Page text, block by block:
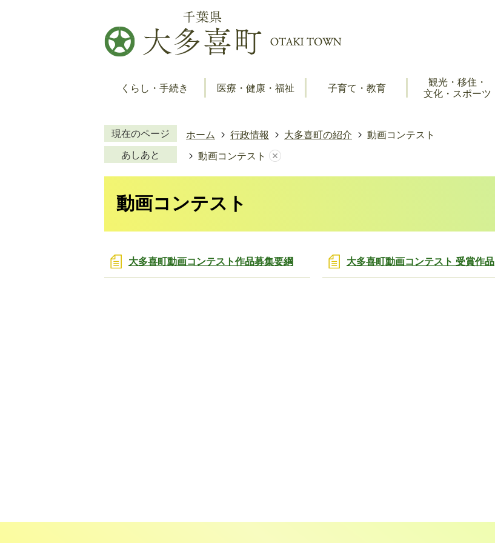
くらし・手続き 医療・健康・福祉 子育て・教育
観光・移住・
文化・スポーツ
現在のページ ホーム 行政情報 大多喜町の紹介
動画コンテスト
あしあと
動画コンテスト
動画コンテスト
大多喜町動画コンテスト作品募集要綱 大多喜町動画コンテスト 受賞作品